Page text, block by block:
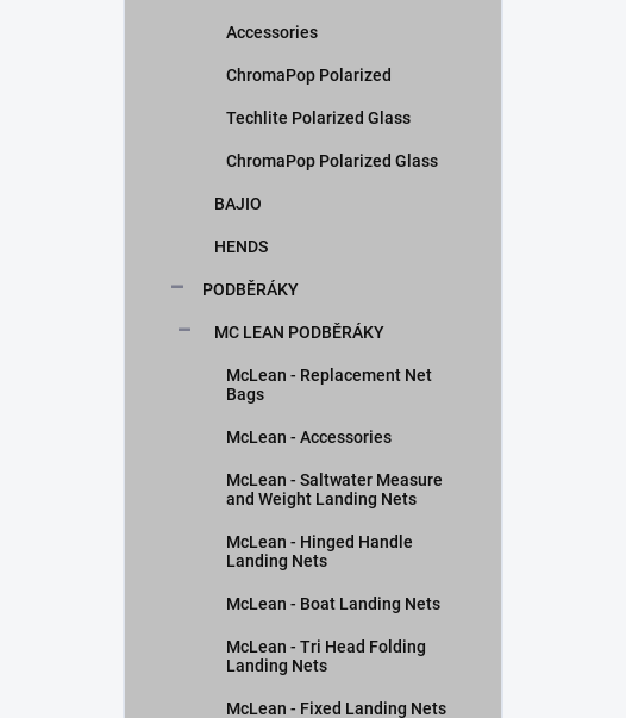
Accessories
ChromaPop Polarized
Techlite Polarized Glass
ChromaPop Polarized Glass
BAJIO
HENDS
PODBĚRÁKY
MC LEAN PODBĚRÁKY
McLean - Replacement Net
Bags
McLean - Accessories
McLean - Saltwater Measure
and Weight Landing Nets
McLean - Hinged Handle
Landing Nets
McLean - Boat Landing Nets
McLean - Tri Head Folding
Landing Nets
McLean - Fixed Landing Nets